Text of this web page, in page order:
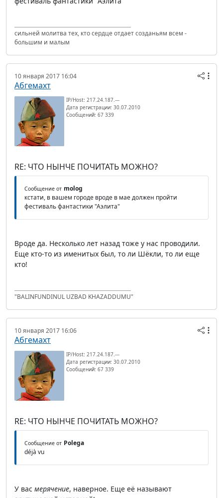
сильней молитва тех, кто сердце отдает созданьям всем -
большим и малым
10 января 2017 16:04
Абгемахт
IP/Host: 217.24.187.---
Дата регистрации: 30.07.2010
Сообщений: 67 339
RE: ЧТО НЫНЧЕ ПОЧИТАТЬ МОЖНО?
Сообщение от molog
кстати, в вашем городе вроде в мае должен пройти
фестиваль фантастики "Аэлита"
Вроде да. Несколько лет назад тоже у нас проводили.
Еще кто-то из именитых был, то ли Шёкли, то ли еще
кто!
"BALINFUNDINUL UZBAD KHAZADDUMU"
10 января 2017 16:06
Абгемахт
IP/Host: 217.24.187.---
Дата регистрации: 30.07.2010
Сообщений: 67 339
RE: ЧТО НЫНЧЕ ПОЧИТАТЬ МОЖНО?
Сообщение от Polega
déjà vu
У вас мерячение, наверное. Еще её называют